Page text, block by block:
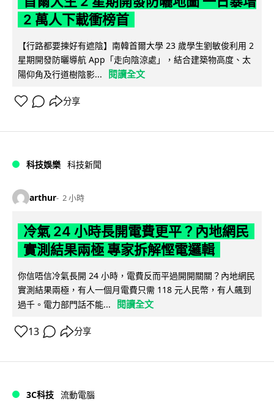
2 萬人下載衝榜首
【行路都要揀好有遮陰】南韓首爾大學 23 歲學生劉敏俊利用 2
星期開發防曬導航 App「走向陰涼處」，結合建築物高度、太
陽仰角及行道樹陰影...
閱讀全文
分享
科技娛樂 科技新聞
arthur 2 小時
冷氣 24 小時長開電費更平？內地網民
實測結果兩極 專家拆解慳電邏輯
你信唔信冷氣長開 24 小時，電費反而平過開開關關？內地網民
實測結果兩極，有人一個月電費只需 118 元人民幣，有人飆到
過千。電力部門話不能...
閱讀全文
13 分享
3C科技 流動電腦